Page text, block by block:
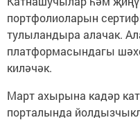
портфолиоларын
тулыландыра алачак.
платформасындагы
киләчәк.
Март ахырына кадәр
порталында